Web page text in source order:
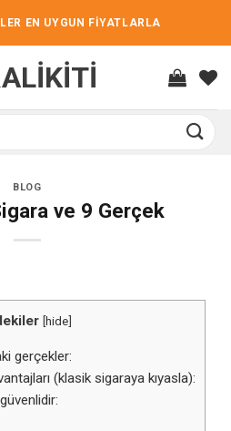
EN UYGUN FİYATLARLA
BLOG
ve 9 Gerçek
[hide]
gerçekler:
(klasik sigaraya kıyasla):